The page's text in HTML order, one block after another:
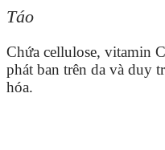
Táo
Chứa cellulose, vitamin
phát ban trên da và duy
hóa.